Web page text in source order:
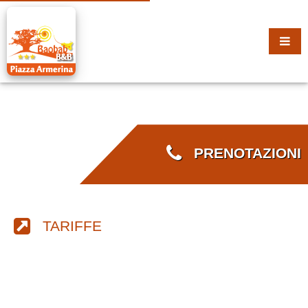
PRENOTAZIONI
TARIFFE